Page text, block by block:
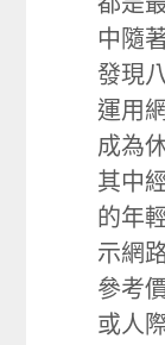
中隨
發現
運用
成為
其中
的年
示網
參考
或人